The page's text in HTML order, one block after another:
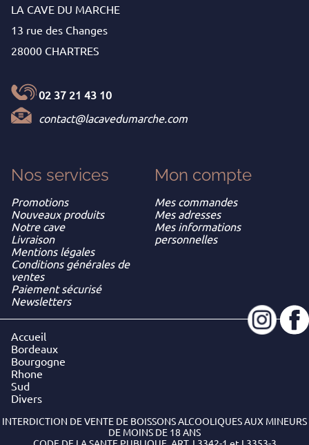
LA CAVE DU MARCHE
13 rue des Changes
28000 CHARTRES
02 37 21 43 10
contact@lacavedumarche.com
Nos services
Promotions
Nouveaux produits
Notre cave
Livraison
Mentions légales
Conditions générales de
ventes
Paiement sécurisé
Newsletters
Mon compte
Mes commandes
Mes adresses
Mes informations
personnelles
Accueil
Bordeaux
Bourgogne
Rhone
Sud
Divers
INTERDICTION DE VENTE DE BOISSONS ALCOOLIQUES AUX MINEURS
DE MOINS DE 18 ANS